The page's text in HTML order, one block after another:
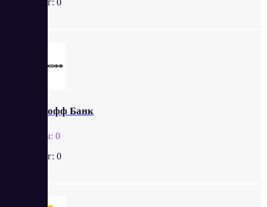
Тинькофф Банк
Отзывы: 0
Рейтинг: 0